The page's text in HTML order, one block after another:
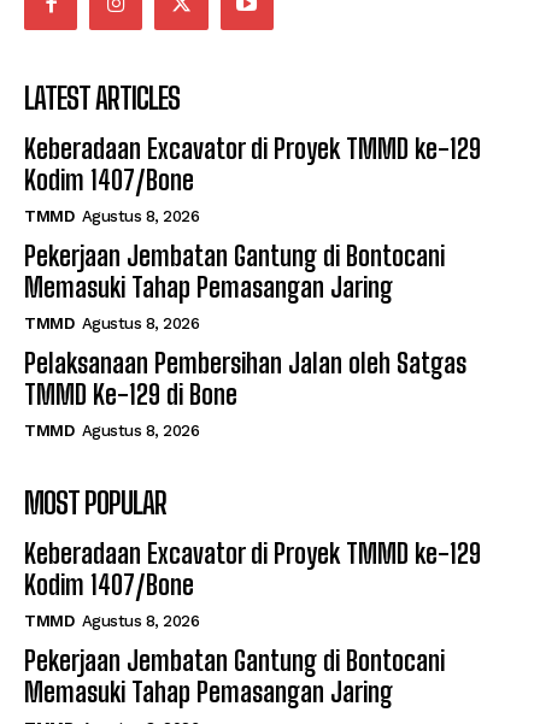
LATEST ARTICLES
Keberadaan Excavator di Proyek TMMD ke-129
Kodim 1407/Bone
TMMD Agustus 8, 2026
Pekerjaan Jembatan Gantung di Bontocani
Memasuki Tahap Pemasangan Jaring
TMMD Agustus 8, 2026
Pelaksanaan Pembersihan Jalan oleh Satgas
TMMD Ke-129 di Bone
TMMD Agustus 8, 2026
MOST POPULAR
Keberadaan Excavator di Proyek TMMD ke-129
Kodim 1407/Bone
TMMD Agustus 8, 2026
Pekerjaan Jembatan Gantung di Bontocani
Memasuki Tahap Pemasangan Jaring